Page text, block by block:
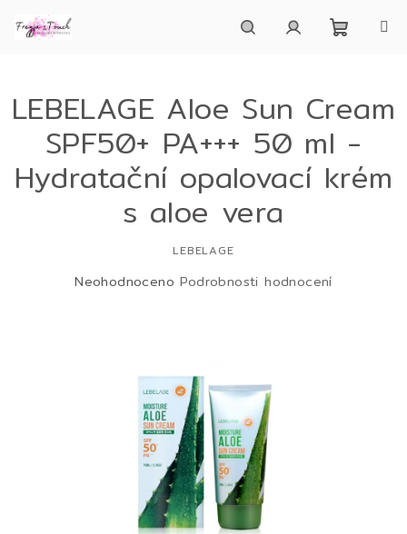
obsah
košík
LEBELAGE Aloe Sun Cream
SPF50+ PA+++ 50 ml -
Hydratační opalovací krém
s aloe vera
LEBELAGE
Průměrné
Neohodnoceno Podrobnosti hodnocení